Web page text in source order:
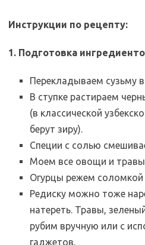
Инструкции по рецепту:
1. Подготовка
Перекладываем сузьму
В ступке растираем
(в классической
берут зиру).
Специи с солью
Моем все овощи и
Огурцы режем соломкой
Редиску можно тоже
натереть. Травы,
рубим вручную или с
гаджетов.